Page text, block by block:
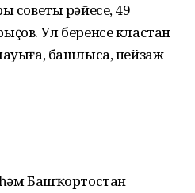
советы рәйесе, 49
Ул беренсе кластан
башлыса, пейзаж
Башҡортостан